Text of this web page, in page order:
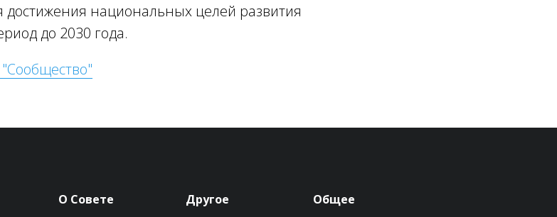
национальных целей развития
до 2030 года.
О Совете Другое Общее